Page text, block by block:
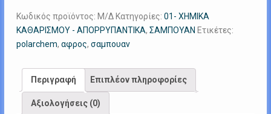
Κωδικός προϊόντος: Μ/Δ Κατηγορίες: 01- ΧΗΜΙΚΑ
ΚΑΘΑΡΙΣΜΟΥ - ΑΠΟΡΡΥΠΑΝΤΙΚΑ, ΣΑΜΠΟΥΑΝ Ετικέτες:
polarchem, αφρος, σαμπουαν
Περιγραφή Επιπλέον πληροφορίες
Αξιολογήσεις (0)